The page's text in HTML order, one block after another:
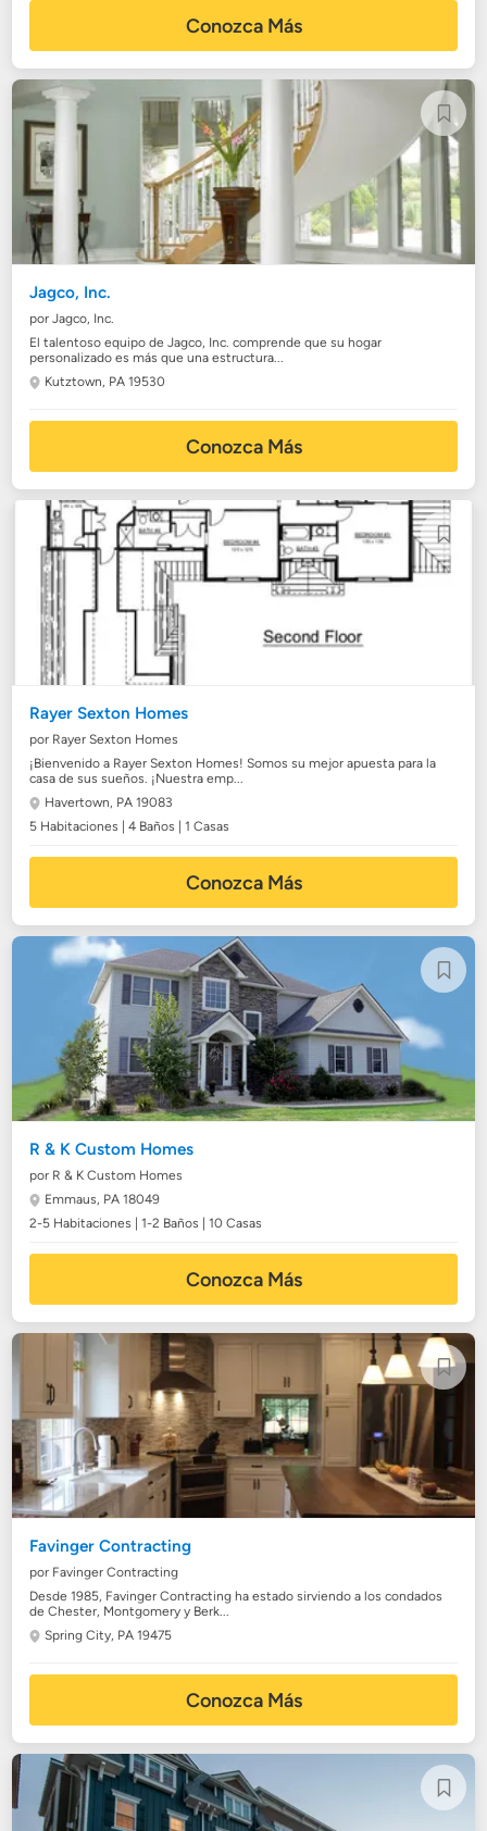
Conozca Más
Jagco, Inc.
por Jagco, Inc.
El talentoso equipo de Jagco, Inc. comprende que su hogar
personalizado es más que una estructura...
Kutztown, PA 19530
Conozca Más
Rayer Sexton Homes
por Rayer Sexton Homes
¡Bienvenido a Rayer Sexton Homes! Somos su mejor apuesta para la
casa de sus sueños. ¡Nuestra emp...
Havertown, PA 19083
5 Habitaciones | 4 Baños | 1 Casas
Conozca Más
R & K Custom Homes
por R & K Custom Homes
Emmaus, PA 18049
2-5 Habitaciones | 1-2 Baños | 10 Casas
Conozca Más
Favinger Contracting
por Favinger Contracting
Desde 1985, Favinger Contracting ha estado sirviendo a los condados
de Chester, Montgomery y Berk...
Spring City, PA 19475
Conozca Más